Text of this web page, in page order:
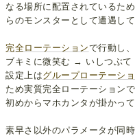
なる場所に配置されているた
らのモンスターとして遭遇して
完全ローテーションで行動し
ブキミに微笑む → いしつぶて
設定上はグループローテーシ
ため実質完全ローテーションで
初めからマホカンタが掛かっ
素早さ以外のパラメータが同